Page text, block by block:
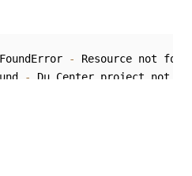
-
Resource not
-
Du Center project not